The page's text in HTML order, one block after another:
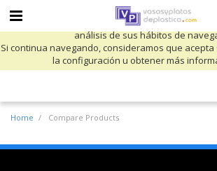
Utilizamos cookies propias y de terceros para
y mostrarle publicidad relacionada con sus
análisis de sus hábitos de
Si continua navegando, consideramos que
la configuración u obtener más
Home Compare Products